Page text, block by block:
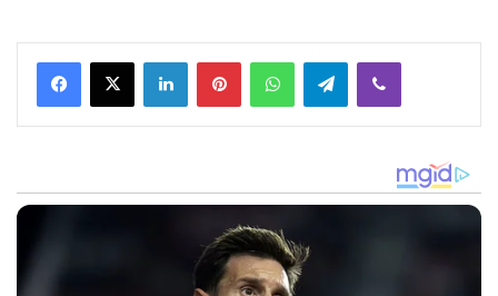
Facebook
X LinkedInPinterestWhatsAppTelegramViber